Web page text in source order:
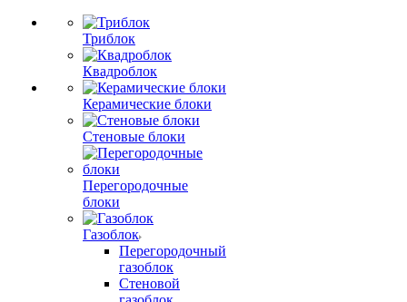
Триблок
Квадроблок
Керамические блоки
Стеновые блоки
Перегородочные
блоки
Газоблок
Перегородочный
газоблок
Стеновой